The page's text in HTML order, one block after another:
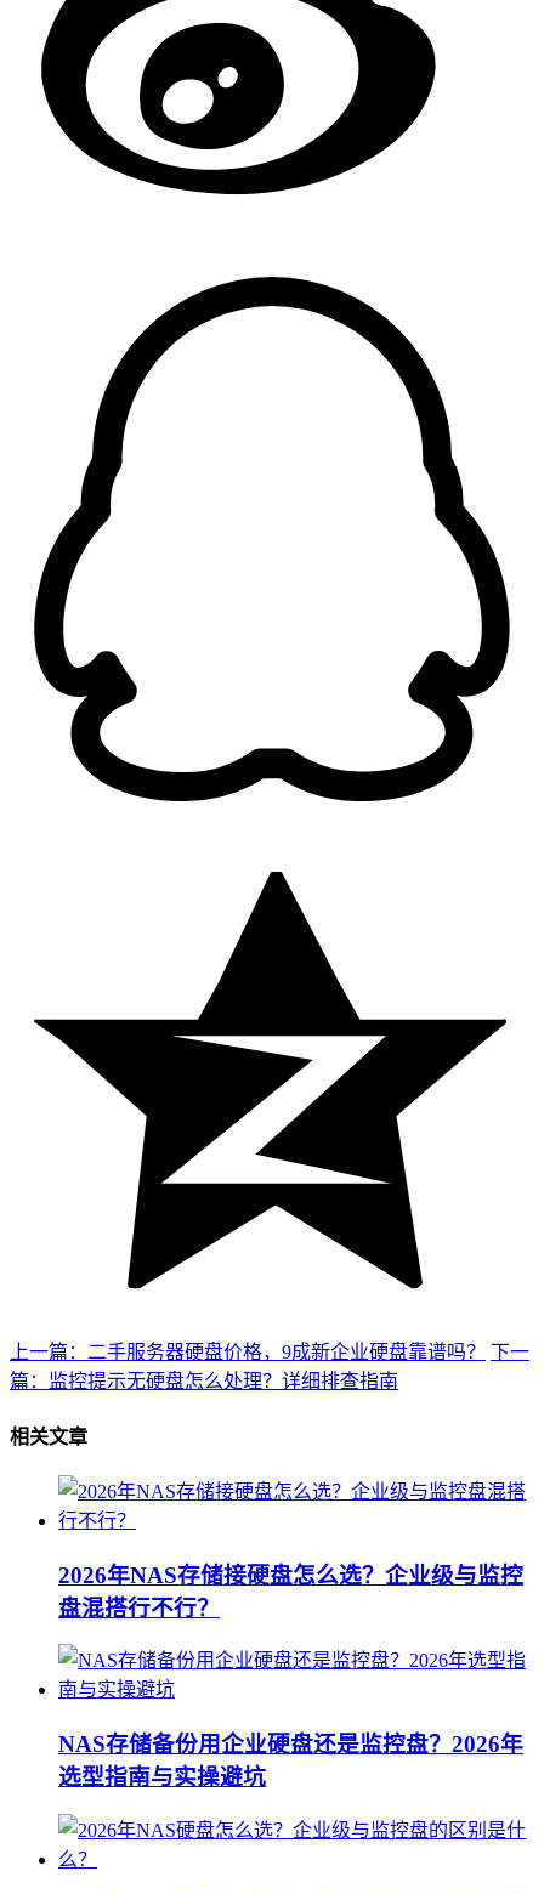
上一篇：二手服务器硬盘价格，9成新企业硬盘靠谱吗？
下一
篇：监控提示无硬盘怎么处理？详细排查指南
相关文章
2026年NAS存储接硬盘怎么选？企业级与监控
盘混搭行不行？
NAS存储备份用企业硬盘还是监控盘？2026年
选型指南与实操避坑